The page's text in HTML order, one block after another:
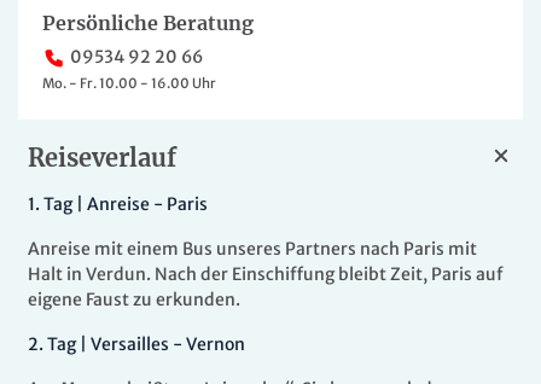
Reiseverlauf
1. Tag | Anreise - Paris
Anreise mit einem Bus unseres Partners nach Paris mit
Halt in Verdun. Nach der Einschiffung bleibt Zeit, Paris auf
eigene Faust zu erkunden.
2. Tag | Versailles - Vernon
Persönliche Beratung
09534 92 20 66
Mo. - Fr. 10.00 - 16.00 Uhr